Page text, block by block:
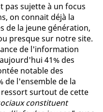
pas sujette à un focus
on connait déjà la
de la jeune génération,
presque sur notre site.
de l'information
41% des
notable des
de l'ensemble de la
surtout de cette
constituent